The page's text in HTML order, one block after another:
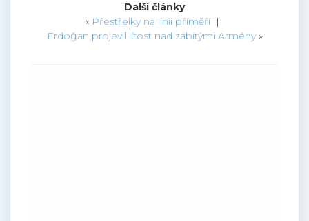
Další články
« Přestřelky na linii příměří|
Erdoğan projevil lítost nad zabitými Armény»